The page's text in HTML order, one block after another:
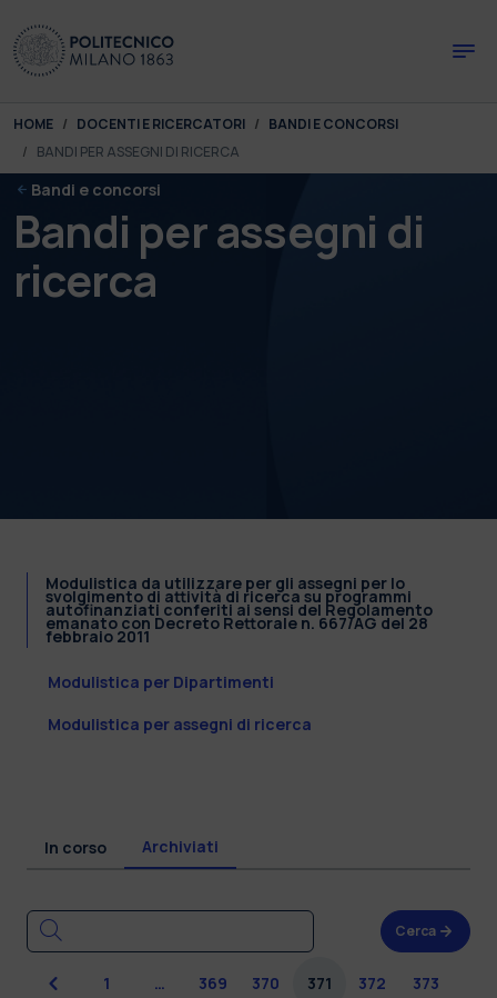
You are here:
HOME DOCENTI E RICERCATORI
BANDI E CONCORSI
BANDI PER ASSEGNI DI RICERCA
Bandi e concorsi
Bandi per assegni di
ricerca
Modulistica da utilizzare per gli assegni per lo
svolgimento di attività di ricerca su programmi
autofinanziati conferiti ai sensi del Regolamento
emanato con Decreto Rettorale n. 667/AG del 28
febbraio 2011
Modulistica per Dipartimenti
Modulistica per assegni di ricerca
In corso Archiviati
Cerca
Precedente
1 … 369 370 371 372 373